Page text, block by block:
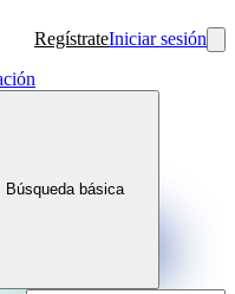
RegístrateIniciar sesión
Búsqueda básica